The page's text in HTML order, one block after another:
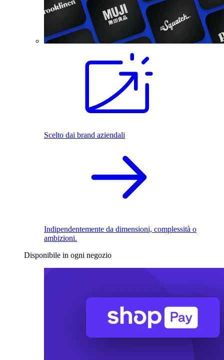
Scelto dai brand aziendali
Indipendentemente da dimensioni, complessità o
ambizioni.
Disponibile in ogni negozio